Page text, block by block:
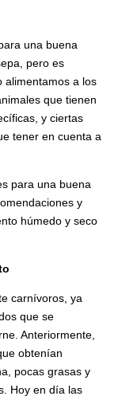
una buena
pero es
alimentamos a los
que tienen
y ciertas
tener en cuenta a
para una buena
y
húmedo y seco
carnívoros, ya
que se
Anteriormente,
obtenían
pocas grasas y
Hoy en día las